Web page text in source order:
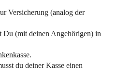
Versicherung (analog der
Du (mit deinen Angehörigen) in
du deiner Kasse einen